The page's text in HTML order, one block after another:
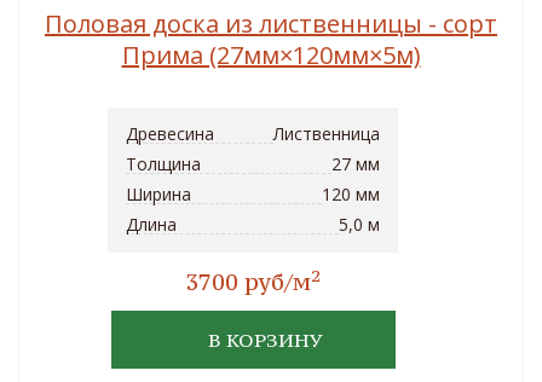
Половая доска из лиственницы - сорт
Прима (27мм×120мм×5м)
Древесина
Лиственница
Толщина
27 мм
Ширина
120 мм
Длина
5,0 м
3700 руб/м2
В КОРЗИНУ